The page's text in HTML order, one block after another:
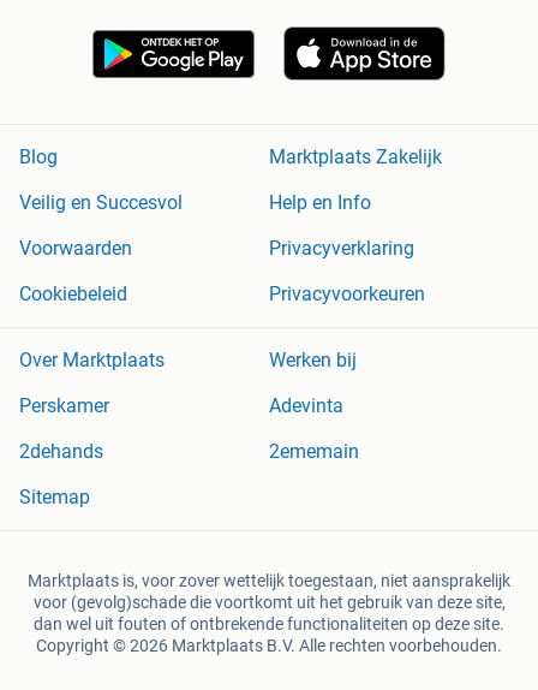
Blog
Marktplaats Zakelijk
Veilig en Succesvol
Help en Info
Voorwaarden
Privacyverklaring
Cookiebeleid
Privacyvoorkeuren
Over Marktplaats
Werken bij
Perskamer
Adevinta
2dehands
2ememain
Sitemap
Marktplaats is, voor zover wettelijk toegestaan, niet aansprakelijk
voor (gevolg)schade die voortkomt uit het gebruik van deze site,
dan wel uit fouten of ontbrekende functionaliteiten op deze site.
Copyright © 2026 Marktplaats B.V. Alle rechten voorbehouden.